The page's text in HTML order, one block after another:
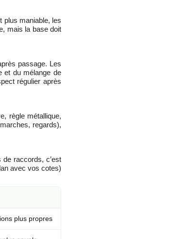
plus maniable, les
mais la base doit
passage. Les
et du mélange de
régulier après
règle métallique,
regards),
raccords, c’est
avec vos cotes)
plus propres